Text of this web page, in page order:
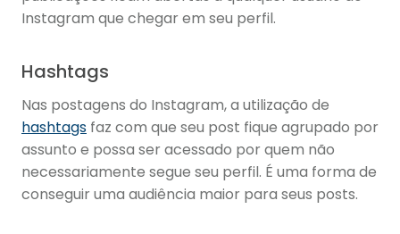
Instagram que chegar em seu perfil.
Hashtags
Nas postagens do Instagram, a utilização de
hashtags faz com que seu post fique agrupado por
assunto e possa ser acessado por quem não
necessariamente segue seu perfil. É uma forma de
conseguir uma audiência maior para seus posts.